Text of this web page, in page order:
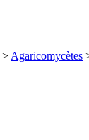
> Agaricomycètes